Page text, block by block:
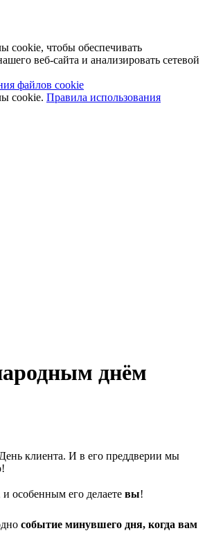
cookie, чтобы обеспечивать
веб-сайта и анализировать сетевой
файлов cookie
cookie. Правила использования
днём
клиента. И в его преддверии мы
особенным его делаете вы!
событие минувшего дня, когда вам